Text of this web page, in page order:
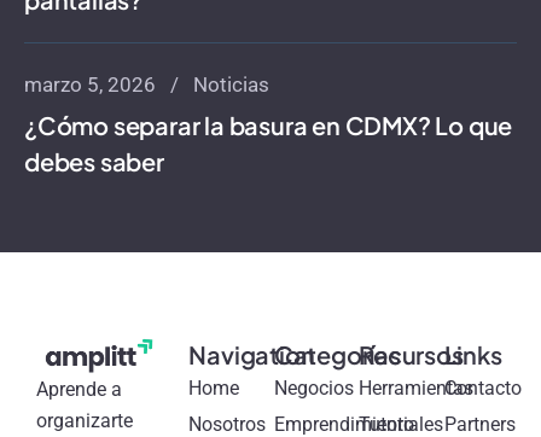
marzo 5, 2026 Noticias
¿Cómo separar la basura en CDMX? Lo que
debes saber
Aprende a
organizarte
Navigation
Home
Nosotros
Categorías
Negocios
Emprendimiento
Recursos
Herramientas
Tutoriales
Links
Contacto
Partners